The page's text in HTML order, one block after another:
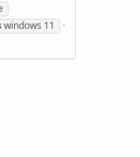
windows 11